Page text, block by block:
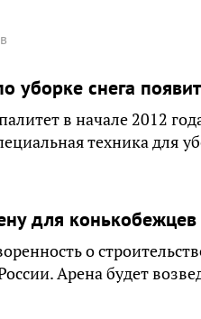
уборке снега
в начале 2012
техника для
для конькобежцев
о
Арена будет